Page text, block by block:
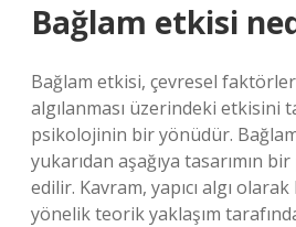
Bağlam etkisi
Bağlam etkisi, çevresel
algılanması üzerindeki etkisini
psikolojinin bir yönüdür.
yukarıdan aşağıya tasarımın
edilir. Kavram, yapıcı algı
yönelik teorik yaklaşım